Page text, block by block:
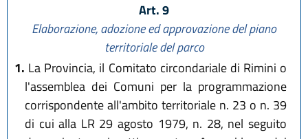
Art. 9
Elaborazione, adozione ed approvazione del piano
territoriale del parco
1. La Provincia, il Comitato circondariale di Rimini o
l'assemblea dei Comuni per la programmazione
corrispondente all'ambito territoriale n. 23 o n. 39
di cui alla LR 29 agosto 1979, n. 28, nel seguito